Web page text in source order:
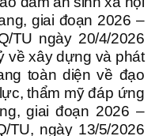
giai đoạn 2026 –
TU ngày 20/4/2026
về xây dựng và phát
toàn diện về đạo
thẩm mỹ đáp ứng
giai đoạn 2026 –
TU, ngày 13/5/2026